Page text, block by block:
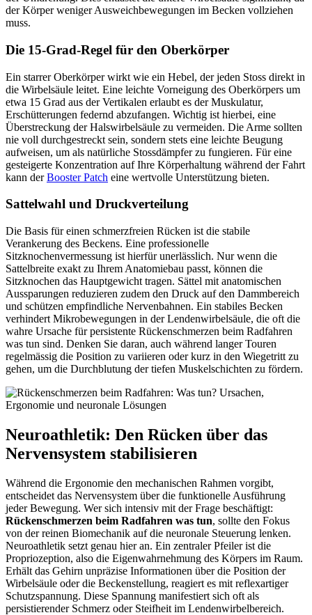
der Körper weniger Ausweichbewegungen im Becken vollziehen
muss.
Die 15-Grad-Regel für den Oberkörper
Ein starrer Oberkörper wirkt wie ein Hebel, der jeden Stoss direkt in
die Wirbelsäule leitet. Eine leichte Vorneigung des Oberkörpers um
etwa 15 Grad aus der Vertikalen erlaubt es der Muskulatur,
Erschütterungen federnd abzufangen. Wichtig ist hierbei, eine
Überstreckung der Halswirbelsäule zu vermeiden. Die Arme sollten
nie voll durchgestreckt sein, sondern stets eine leichte Beugung
aufweisen, um als natürliche Stossdämpfer zu fungieren. Für eine
gesteigerte Konzentration auf Ihre Körperhaltung während der Fahrt
kann derBooster Patch eine wertvolle Unterstützung bieten.
Sattelwahl und Druckverteilung
Die Basis für einen schmerzfreien Rücken ist die stabile
Verankerung des Beckens. Eine professionelle
Sitzknochenvermessung ist hierfür unerlässlich. Nur wenn die
Sattelbreite exakt zu Ihrem Anatomiebau passt, können die
Sitzknochen das Hauptgewicht tragen. Sättel mit anatomischen
Aussparungen reduzieren zudem den Druck auf den Dammbereich
und schützen empfindliche Nervenbahnen. Ein stabiles Becken
verhindert Mikrobewegungen in der Lendenwirbelsäule, die oft die
wahre Ursache für persistente Rückenschmerzen beim Radfahren
was tun sind. Denken Sie daran, auch während langer Touren
regelmässig die Position zu variieren oder kurz in den Wiegetritt zu
gehen, um die Durchblutung der tiefen Muskelschichten zu fördern.
Neuroathletik: Den Rücken über das
Nervensystem stabilisieren
Während die Ergonomie den mechanischen Rahmen vorgibt,
entscheidet das Nervensystem über die funktionelle Ausführung
jeder Bewegung. Wer sich intensiv mit der Frage beschäftigt:
Rückenschmerzen beim Radfahren was tun, sollte den Fokus
von der reinen Biomechanik auf die neuronale Steuerung lenken.
Neuroathletik setzt genau hier an. Ein zentraler Pfeiler ist die
Propriozeption, also die Eigenwahrnehmung des Körpers im Raum.
Erhält das Gehirn unpräzise Informationen über die Position der
Wirbelsäule oder die Beckenstellung, reagiert es mit reflexartiger
Schutzspannung. Diese Spannung manifestiert sich oft als
persistierender Schmerz oder Steifheit im Lendenwirbelbereich.